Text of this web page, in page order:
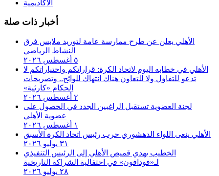
الاكاديمية
أخبار ذات صلة
الأهلي يعلن عن طرح ممارسة عامة لتوريد ملابس فرق
النشاط الرياضي
٥ أغسطس ٢٠٢٦
الأهلي في خطابه اليوم لاتحاد الكرة:‏ قراراتكم واختياراتكم لا
تدعو للتفاؤل ولا للتعاون هناك انتهاك للوائح.. وتصريحات
الحكام «كارثية»‏
٢ أغسطس ٢٠٢٦
لجنة العضوية تستقبل الراغبين الجدد في الحصول على
عضوية الأهلي
١ أغسطس ٢٠٢٦
الأهلي ينعى اللواء الدهشوري حرب رئيس اتحاد الكرة الأسبق
٣١ يوليو ٢٠٢٦
الخطيب يهدي قميص الأهلي إلى الرئيس التنفيذي
لـ«فودافون» في احتفالية الشراكة التاريخية
٢٨ يوليو ٢٠٢٦